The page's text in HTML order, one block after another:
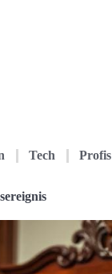
Tech Profis